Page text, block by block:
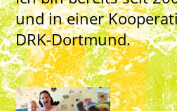
und in einer
DRK-Dortmund.